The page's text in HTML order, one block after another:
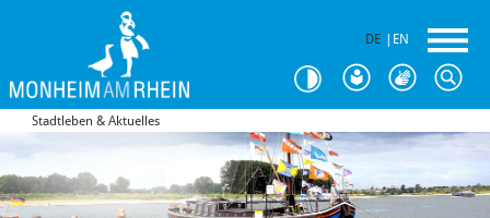
DE EN
Stadtleben & Aktuelles